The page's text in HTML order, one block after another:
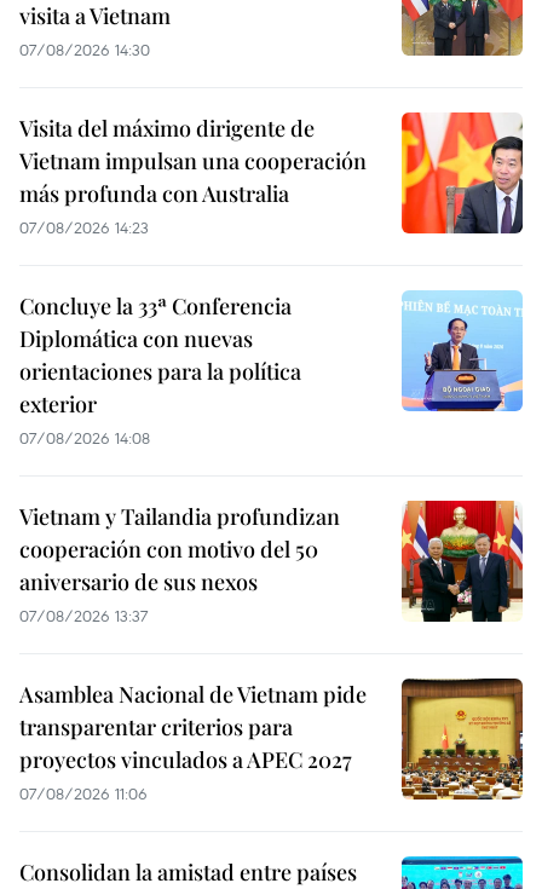
visita a Vietnam
07/08/2026 14:30
Visita del máximo dirigente de
Vietnam impulsan una cooperación
más profunda con Australia
07/08/2026 14:23
Concluye la 33ª Conferencia
Diplomática con nuevas
orientaciones para la política
exterior
07/08/2026 14:08
Vietnam y Tailandia profundizan
cooperación con motivo del 50
aniversario de sus nexos
07/08/2026 13:37
Asamblea Nacional de Vietnam pide
transparentar criterios para
proyectos vinculados a APEC 2027
07/08/2026 11:06
Consolidan la amistad entre países